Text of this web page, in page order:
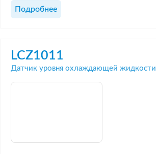
Подробнее
LCZ1011
Датчик уровня охлаждающей жидкости